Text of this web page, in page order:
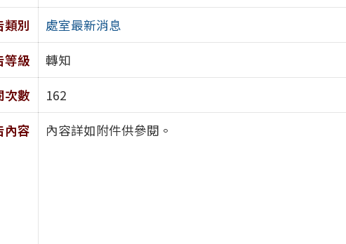
類別
處室最新消息
等級
轉知
次數
162
內容
內容詳如附件供參閱。